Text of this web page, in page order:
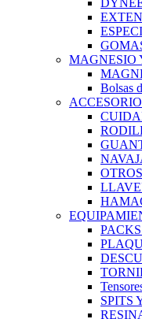
MAGNESIO
Bolsas
SPITS